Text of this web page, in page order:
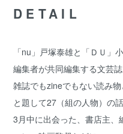
DETAIL
「nu」戸塚泰雄と「ＤＵ」
編集者が共同編集する文芸誌
雑誌でもzineでもない読み
と題して27（組の人物）の話
3月中に出会った、書店主、